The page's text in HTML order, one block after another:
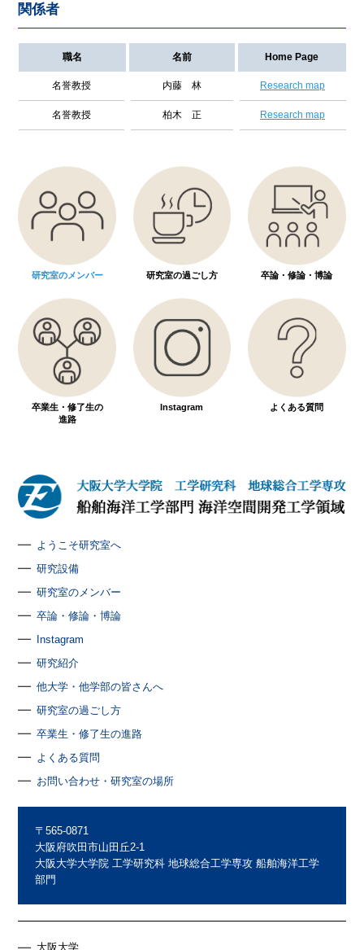
関係者
職名 名前 Home Page
名誉教授 内藤 林 Research map
名誉教授 柏木 正 Research map
研究室のメンバー 研究室の過ごし方 卒論・修論・博論
卒業生・修了生の
進路
Instagram よくある質問
ようこそ研究室へ
研究設備
研究室のメンバー
卒論・修論・博論
Instagram
研究紹介
他大学・他学部の皆さんへ
研究室の過ごし方
卒業生・修了生の進路
よくある質問
お問い合わせ・研究室の場所
〒565-0871
大阪府吹田市山田丘2-1
大阪大学大学院 工学研究科 地球総合工学専攻 船舶海洋工学
部門
大阪大学